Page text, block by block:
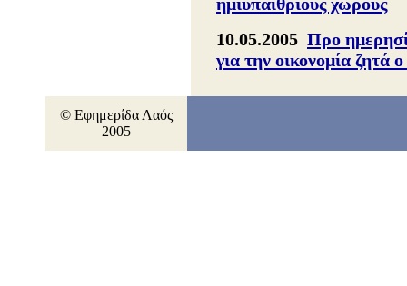
10.05.2005 Προ
για την οικονομία
© Εφημερίδα Λαός
2005